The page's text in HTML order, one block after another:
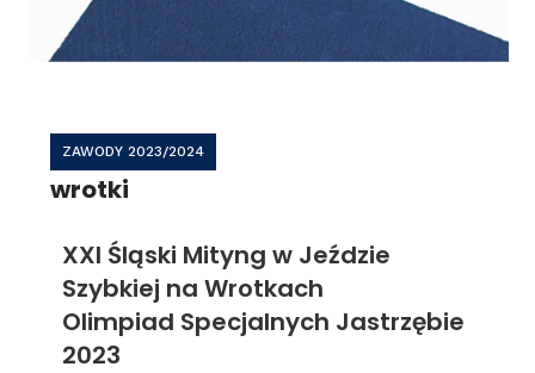
ZAWODY 2023/2024
wrotki
XXI Śląski Mityng w Jeździe
Szybkiej na Wrotkach
Olimpiad Specjalnych Jastrzębie
2023